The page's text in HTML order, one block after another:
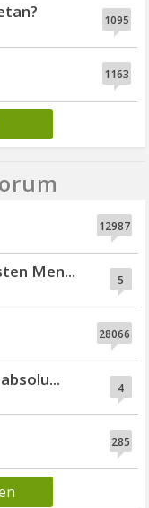
1095
1163
12987
5
Men...
28066
4
285